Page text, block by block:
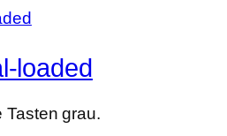
loaded
grau.